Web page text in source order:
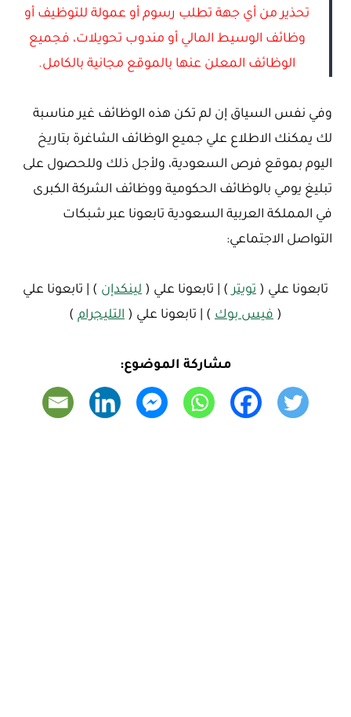
تحذير من أي جهة تطلب رسوم أو عمولة للتوظيف أو
وظائف الوسيط المالي أو مندوب تحويلات، فجميع
الوظائف المعلن عنها بالموقع مجانية بالكامل.
وفي نفس السياق إن لم تكن هذه الوظائف غير مناسبة
لك يمكنك الاطلاع علي جميع الوظائف الشاغرة بتاريخ
اليوم بموقع فرص السعودية، ولأجل ذلك وللحصول على
تبليغ يومي بالوظائف الحكومية ووظائف الشركة الكبرى
في المملكة العربية السعودية تابعونا عبر شبكات
التواصل الاجتماعي:
تابعونا علي ( تويتر ) | تابعونا علي ( لينكدإن ) | تابعونا علي
( فيس بوك ) | تابعونا علي ( التليجرام )
مشاركة الموضوع: